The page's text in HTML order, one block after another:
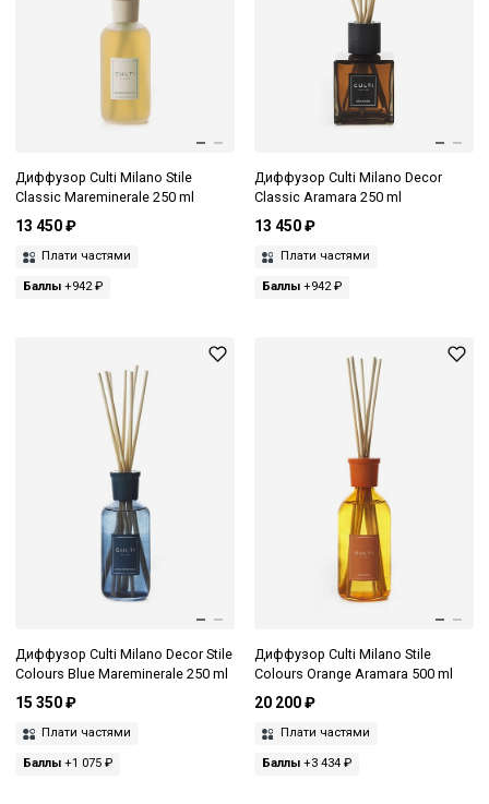
Диффузор Culti Milano Stile
Classic Mareminerale 250 ml
13 450 ₽
Плати частями
Баллы +942 ₽
Диффузор Culti Milano Decor
Classic Aramara 250 ml
13 450 ₽
Плати частями
Баллы+942 ₽
Диффузор Culti Milano Decor Stile
Colours Blue Mareminerale 250 ml
15 350 ₽
Плати частями
Баллы +1 075 ₽
Диффузор Culti Milano Stile
Colours Orange Aramara 500 ml
20 200 ₽
Плати частями
Баллы+3 434 ₽